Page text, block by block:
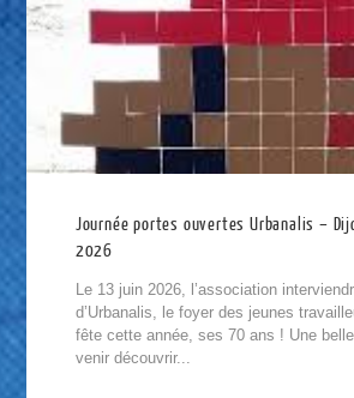
Journée portes ouvertes Urbanalis –
2026
Le 13 juin 2026, l’association
d’Urbanalis, le foyer des jeunes
fête cette année, ses 70 ans ! Une
venir découvrir...